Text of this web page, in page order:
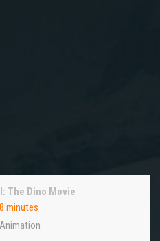
The Dino Movie
minutes
Animation